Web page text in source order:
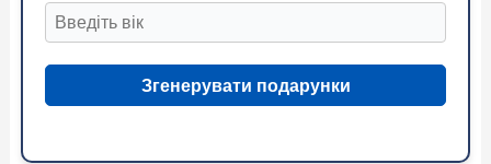
Згенерувати подарунки